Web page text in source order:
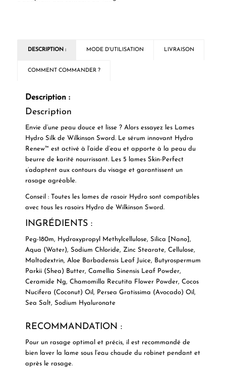
DESCRIPTION : MODE D'UTILISATION LIVRAISON
COMMENT COMMANDER ?
Description :
Description
Envie d’une peau douce et lisse ? Alors essayez les Lames
Hydro Silk de Wilkinson Sword. Le sérum innovant Hydra
Renew™ est activé à l’aide d’eau et apporte à la peau du
beurre de karité nourrissant. Les 5 lames Skin-Perfect
s’adaptent aux contours du visage et garantissent un
rasage agréable.
Conseil :Toutes les lames de rasoir Hydro sont compatibles
avec tous les rasoirs Hydro de Wilkinson Sword.
INGRÉDIENTS :
Peg-180m, Hydroxypropyl Methylcellulose, Silica [Nano],
Aqua (Water), Sodium Chloride, Zinc Stearate, Cellulose,
Maltodextrin, Aloe Barbadensis Leaf Juice, Butyrospermum
Parkii (Shea) Butter, Camellia Sinensis Leaf Powder,
Ceramide Ng, Chamomilla Recutita Flower Powder, Cocos
Nucifera (Coconut) Oil, Persea Gratissima (Avocado) Oil,
Sea Salt, Sodium Hyaluronate
RECOMMANDATION :
Pour un rasage optimal et précis, il est recommandé de
bien laver la lame sous l’eau chaude du robinet pendant et
après le rasage.